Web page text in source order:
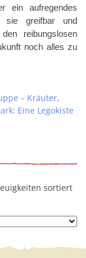
ein aufregendes
sie greifbar und
reibungslosen
noch alles zu
– Kräuter,
Eine Legokiste
sortiert